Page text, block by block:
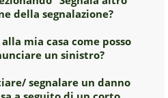
della segnalazione?
mia casa come posso
un sinistro?
segnalare un danno